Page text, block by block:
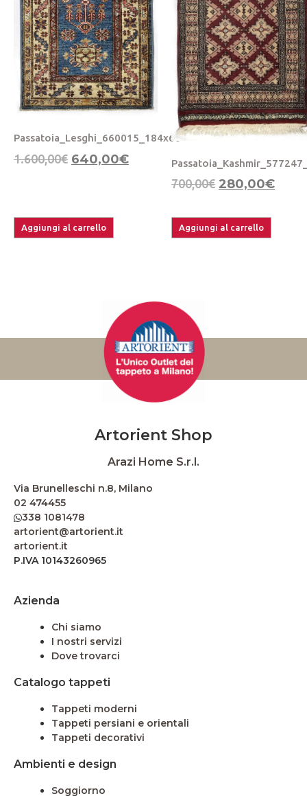
Passatoia_Lesghi_660015_184x60
1.600,00€ 640,00€
Aggiungi al carrello
700,00€ 280,00€
Aggiungi al carrello
Artorient Shop
Arazi Home S.r.l.
Via Brunelleschi n.8, Milano
02 474455
338 1081478
artorient@artorient.it
artorient.it
P.IVA 10143260965
Azienda
Chi siamo
I nostri servizi
Dove trovarci
Catalogo tappeti
Tappeti moderni
Tappeti persiani e orientali
Tappeti decorativi
Ambienti e design
Soggiorno